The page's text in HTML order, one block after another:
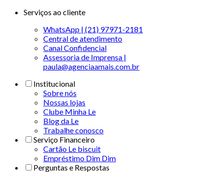
Serviços ao cliente
WhatsApp | (21) 97971-2181
Central de atendimento
Canal Confidencial
Assessoria de Imprensa |
paula@agenciaamais.com.br
Institucional
Sobre nós
Nossas lojas
Clube Minha Le
Blog da Le
Trabalhe conosco
Serviço Financeiro
Cartão Le biscuit
Empréstimo Dim Dim
Perguntas e Respostas